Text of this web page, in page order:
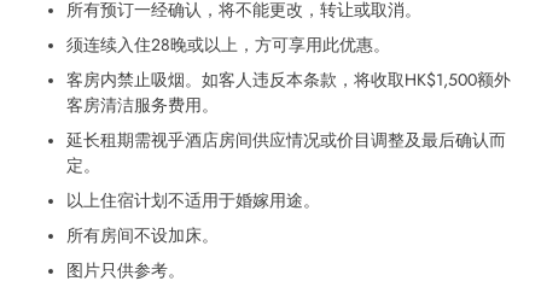
所有预订一经确认，将不能更改，转让或取消。
须连续入住28晚或以上，方可享用此优惠。
客房内禁止吸烟。如客人违反本条款，将收取HK$1,500额外
客房清洁服务费用。
延长租期需视乎酒店房间供应情况或价目调整及最后确认而
定。
以上住宿计划不适用于婚嫁用途。
所有房间不设加床。
图片只供参考。